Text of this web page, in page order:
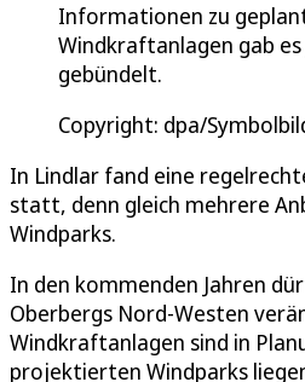
Informationen zu
Windkraftanlagen gab
gebündelt.
Copyright: dpa/
In Lindlar fand eine
statt, denn gleich mehrere
Windparks.
In den kommenden Jahren
Oberbergs Nord-Westen
Windkraftanlagen sind in
projektierten Windparks